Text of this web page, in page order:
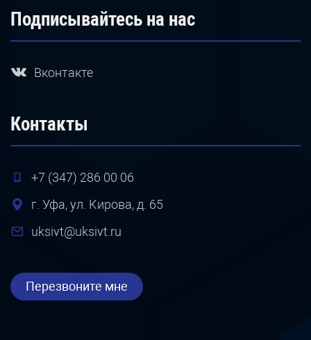
Подписывайтесь на нас
Вконтакте
Контакты
+7 (347) 286 00 06
г. Уфа, ул. Кирова, д. 65
uksivt@uksivt.ru
Перезвоните мне